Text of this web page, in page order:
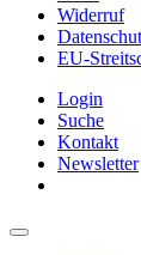
Widerruf
EU-
Login
Suche
Kontakt
Newsletter